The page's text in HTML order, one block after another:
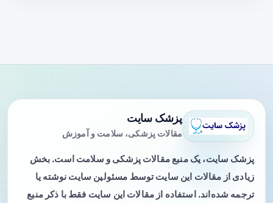
پزشک سایت
مقالات پزشکی، سلامت و آموزش
پزشک سایت، یک منبع مقالات پزشکی و سلامت است. بخش
زیادی از مقالات این سایت توسط مسئولین سایت نوشته یا
ترجمه شده‌اند. استفاده از مقالات این سایت فقط با ذکر منبع